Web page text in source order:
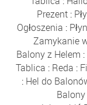
Prezent :
Ogłoszenia :
Zamykanie
Balony z Helem :
Tablica : Reda :
: Hel do